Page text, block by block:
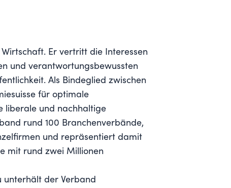
Er vertritt die Interessen
und verantwortungsbewussten
Als Bindeglied zwischen
für optimale
liberale und nachhaltige
rund 100 Branchenverbände,
und repräsentiert damit
mit rund zwei Millionen
unterhält der Verband